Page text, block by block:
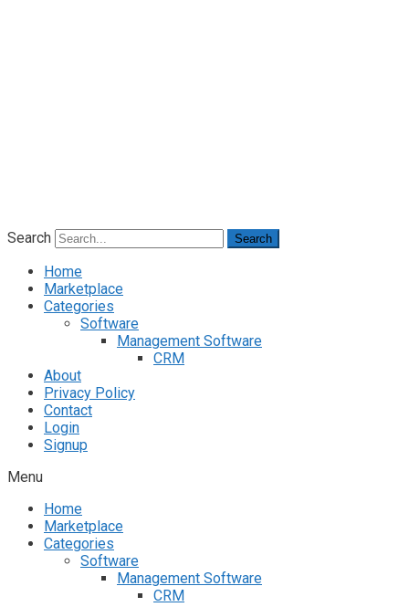
Search Search
Home
Marketplace
Categories
Software
Management Software
CRM
About
Privacy Policy
Contact
Login
Signup
Menu
Home
Marketplace
Categories
Software
Management Software
CRM